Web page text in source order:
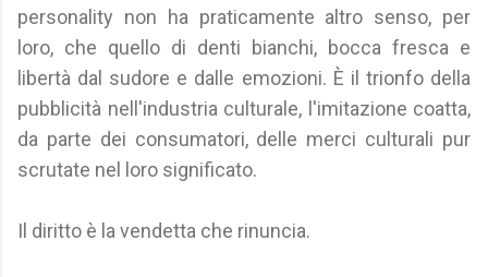
personality non ha praticamente altro senso, per
loro, che quello di denti bianchi, bocca fresca e
libertà dal sudore e dalle emozioni. È il trionfo della
pubblicità nell'industria culturale, l'imitazione coatta,
da parte dei consumatori, delle merci culturali pur
scrutate nel loro significato.
Il diritto è la vendetta che rinuncia.